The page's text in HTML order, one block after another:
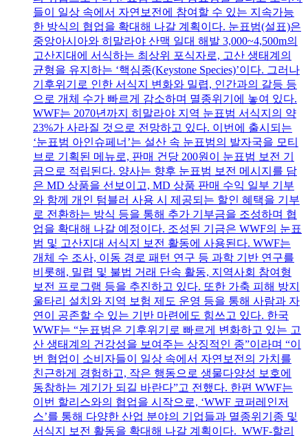
들이 일상 속에서 자연보전에 참여할 수 있는 지속가능
한 방식의 협업을 확대해 나갈 계획이다. 눈표범(설표)은
중앙아시아와 히말라야 산맥 일대 해발 3,000~4,500m의
고산지대에 서식하는 최상위 포식자로, 고산 생태계의
균형을 유지하는 ‘핵심종(Keystone Species)’이다. 그러나
기후위기로 인한 서식지 변화와 밀렵, 인간과의 갈등 등
으로 개체 수가 빠르게 감소하며 멸종위기에 놓여 있다.
WWF는 2070년까지 히말라야 지역 눈표범 서식지의 약
23%가 사라질 것으로 전망하고 있다. 이번에 출시되는
‘눈표범 아인슈페너’는 설산 속 눈표범의 발자국을 모티
브로 기획된 메뉴로, 판매 건당 200원이 눈표범 보전 기
금으로 적립된다. 양사는 향후 눈표범 보전 메시지를 담
은 MD 상품을 선보이고, MD 상품 판매 수익 일부 기부
와 함께 개인 텀블러 사용 시 제공되는 할인 혜택을 기부
로 전환하는 방식 등을 통해 추가 기부금을 조성하며 협
업을 확대해 나갈 예정이다. 조성된 기금은 WWF의 눈표
범 및 고산지대 서식지 보전 활동에 사용된다. WWF는
개체 수 조사, 이동 경로 패턴 연구 등 과학 기반 연구를
비롯해, 밀렵 및 불법 거래 단속 활동, 지역사회 참여형
보전 프로그램 등을 추진하고 있다. 또한 가축 피해 방지
울타리 설치와 지역 보험 제도 운영 등을 통해 사람과 자
연이 공존할 수 있는 기반 마련에도 힘쓰고 있다. 한국
WWF는 “눈표범은 기후위기로 빠르게 변화하고 있는 고
산 생태계의 건강성을 보여주는 상징적인 종”이라며 “이
번 협업이 소비자들이 일상 속에서 자연보전의 가치를
친근하게 경험하고, 작은 행동으로 생물다양성 보호에
동참하는 계기가 되길 바란다”고 전했다. 한편 WWF는
이번 할리스와의 협업을 시작으로, ‘WWF 코퍼레인저
스’를 통해 다양한 산업 분야의 기업들과 멸종위기종 및
서식지 보전 활동을 확대해 나갈 계획이다. WWF-할리